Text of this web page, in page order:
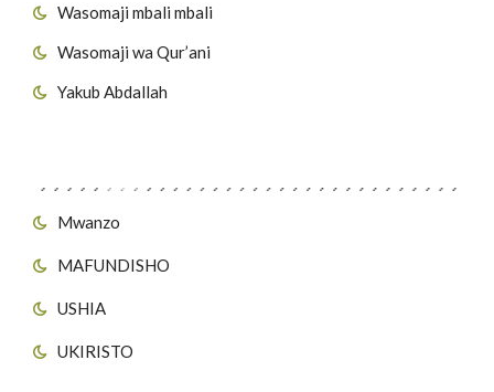
Wasomaji mbali mbali
Wasomaji wa Qur’ani
Yakub Abdallah
Mwanzo
MAFUNDISHO
USHIA
UKIRISTO